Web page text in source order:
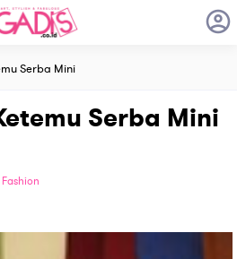
Serba Mini
Serba Mini
Fashion